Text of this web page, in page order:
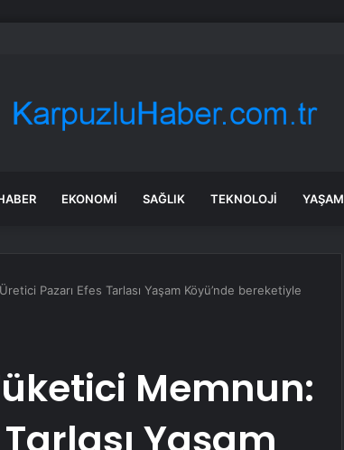
Kazası: 5 Ölü, 6 Yaralı
EKONOMI SAĞLIK TEKNOLOJI YAŞAM
Pazarı Efes Tarlası Yaşam Köyü’nde bereketiyle
Memnun:
Yaşam